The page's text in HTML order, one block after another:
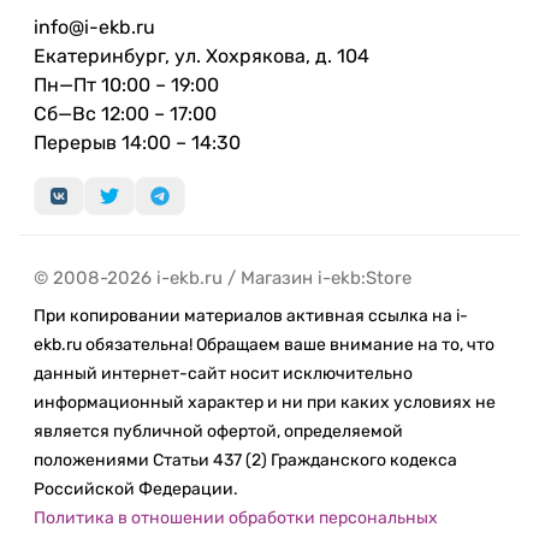
нескольких снимках, сделанных с различной
экспозицией, чтобы на итоговом фото были
видны едва различимые текстуры, тончайшие
узоры и мельчайшие детали. Сверх­широко­
угольная камера обеспечивает большое поле
объекту съёмки. Поэтому вам не придётся
автоматически создаются из памятных снимков
и видео в приложении «Фото». Их можно
редактировать на свой вкус — и даже добавлять
музыку из медиатеки.
Снимайте в своей уникальной манере.
Фотографи­ческие стили усиливают и
приглушают цвета, сохраняя оттенок кожи
естественным. Фотографические стили
info@i-ekb.ru
Екатеринбург, ул. Хохрякова, д. 104
Пн—Пт 10:00 – 19:00
Сб—Вс 12:00 – 17:00
Перерыв 14:00 – 14:30
© 2008-2026 i-ekb.ru / Магазин i-ekb:Store
При копировании материалов активная ссылка на i-
ekb.ru обязательна! Обращаем ваше внимание на то, что
данный интернет-сайт носит исключительно
информационный характер и ни при каких условиях не
является публичной офертой, определяемой
положениями Статьи 437 (2) Гражданского кодекса
Российской Федерации.
Политика в отношении обработки персональных